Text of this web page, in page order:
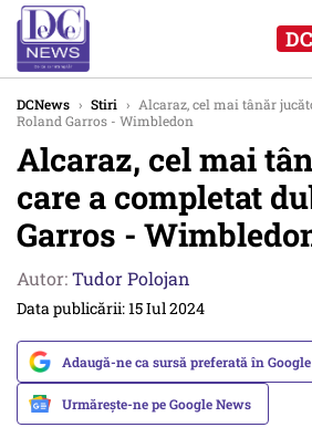
DCNews › Stiri › Alcaraz, cel mai tânăr
Roland Garros - Wimbledon
Alcaraz, cel mai
care a completat
Garros -
Autor:Tudor Polojan
Data publicării: 15 Iul 2024
Adaugă-ne ca sursă preferată în Google
Urmărește-ne pe Google News